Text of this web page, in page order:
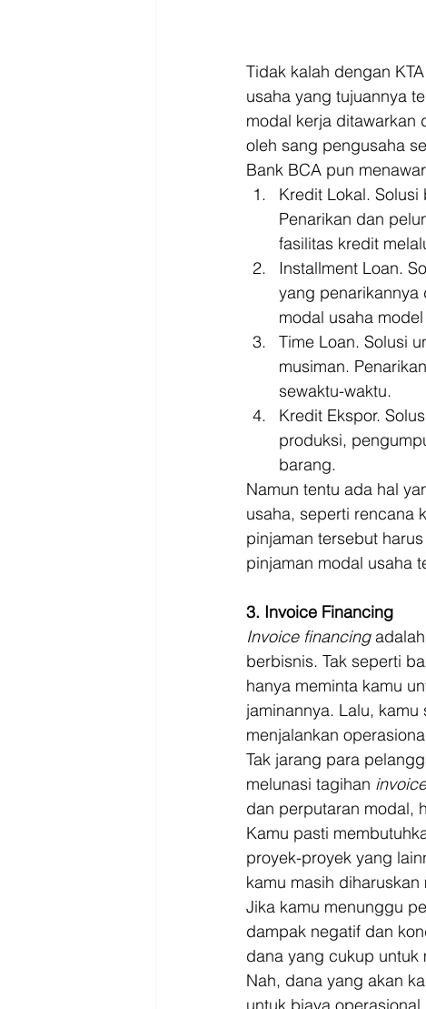
Tidak kalah dengan
usaha yang tujuannya
modal kerja ditawarkan
oleh sang pengusaha
Bank BCA pun
Kredit Lokal.
Penarikan dan
fasilitas kredit
Installment Loan.
yang penarikannya
modal usaha
Time Loan. Solusi
musiman.
sewaktu-waktu.
Kredit Ekspor.
produksi,
barang.
Namun tentu ada hal
usaha, seperti rencana
pinjaman tersebut
pinjaman modal usaha
3. Invoice Financing
Invoice financing
berbisnis. Tak seperti
hanya meminta kamu
jaminannya. Lalu,
menjalankan
Tak jarang para
melunasi tagihan
dan perputaran modal,
Kamu pasti
proyek-proyek yang
kamu masih
Jika kamu menunggu
dampak negatif dan
dana yang cukup untuk
Nah, dana yang akan
untuk biaya